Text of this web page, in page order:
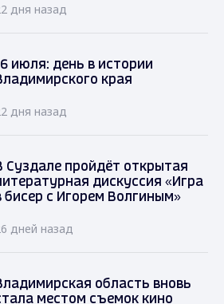
дня назад
июля: день в истории
края
дня назад
Суздале пройдёт открытая
дискуссия «Игра
бисер с Игорем Волгиным»
дней назад
область вновь
местом съемок кино